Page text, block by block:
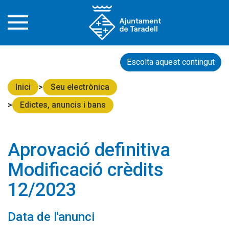
Escolta aquest contingut
Inici
Seu electrònica
Edictes, anuncis i bans
Aprovació definitiva
Modificació crèdits
12/2023
Data de l'anunci